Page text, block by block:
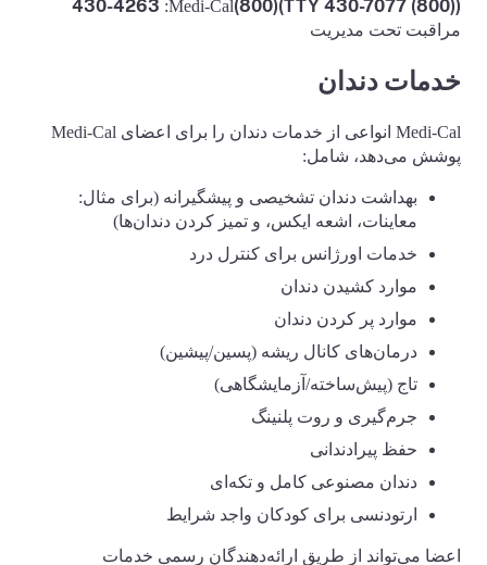
:Medi-Cal
مراقبت تحت مدیریت
خدمات دندان
Medi-Cal انواعی از خدمات دندان را برای اعضای Medi-Cal
پوشش می‌دهد، شامل:
بهداشت دندان تشخیصی و پیشگیرانه (برای مثال:
معاینات، اشعه ایکس، و تمیز کردن دندان‌ها)
خدمات اورژانس برای کنترل درد
موارد کشیدن دندان
موارد پر کردن دندان
درمان‌های کانال ریشه (پسین/پیشین)
تاج (پیش‌ساخته/آزمایشگاهی)
جرم‌گیری و روت پلنینگ
حفظ پیرادندانی
دندان مصنوعی کامل و تکه‌ای
ارتودنسی برای کودکان واجد شرایط
اعضا می‌تواند از طریق ارائه‌دهندگان رسمی خدمات